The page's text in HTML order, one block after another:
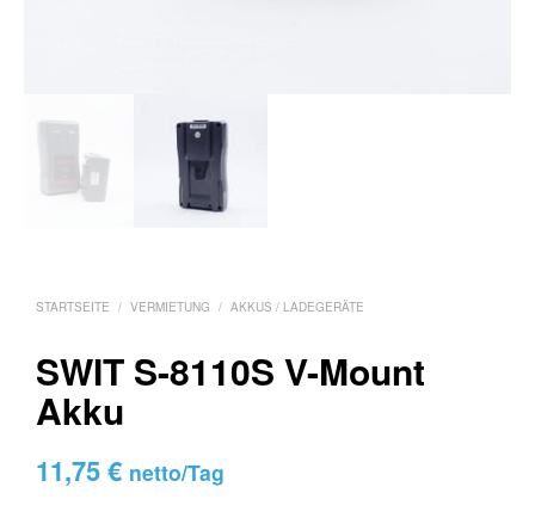
STARTSEITE / VERMIETUNG / AKKUS / LADEGERÄTE
SWIT S-8110S V-Mount
Akku
11,75€ netto/Tag